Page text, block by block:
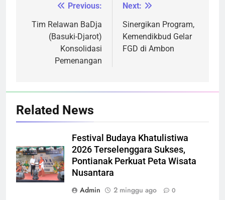
Navigasi
pos
Previous:
Tim Relawan BaDja
(Basuki-Djarot)
Konsolidasi
Pemenangan
Next:
Sinergikan Program,
Kemendikbud Gelar
FGD di Ambon
Related News
Festival Budaya Khatulistiwa
2026 Terselenggara Sukses,
Pontianak Perkuat Peta Wisata
Nusantara
Admin
2 minggu ago 0